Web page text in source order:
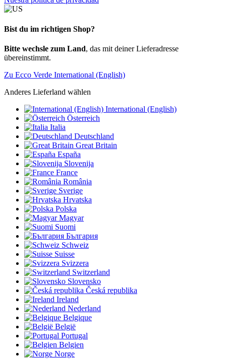
Bist du im richtigen Shop?
Bitte wechsle zum Land, das mit deiner Lieferadresse
übereinstimmt.
Zu Ecco Verde International (English)
Anderes Lieferland wählen
International (English)
Österreich
Italia
Deutschland
Great Britain
España
Slovenija
France
România
Sverige
Hrvatska
Polska
Magyar
Suomi
България
Schweiz
Suisse
Svizzera
Switzerland
Slovensko
Česká republika
Ireland
Nederland
Belgique
België
Portugal
Belgien
Norge